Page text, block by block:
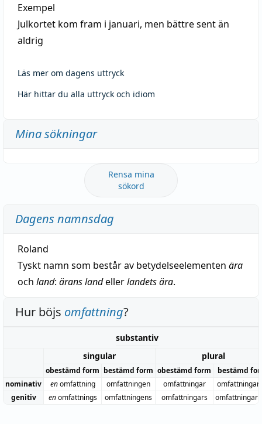
Exempel
Julkortet kom fram i januari, men bättre sent än
aldrig
Läs mer om dagens uttryck
Här hittar du alla uttryck och idiom
Mina sökningar
Rensa mina
sökord
Dagens namnsdag
Roland
Tyskt namn som består av betydelseelementen ära
och land: ärans landellerlandets ära.
Hur böjs omfattning?
substantiv
singular
plural
obestämd form bestämd form obestämd form
bestämd
nominativ
enomfattning omfattningen omfattningar
genitiv
enomfattnings omfattningens omfattningars